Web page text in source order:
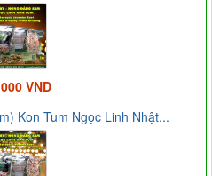
VND
Kon Tum Ngọc Linh Nhật...